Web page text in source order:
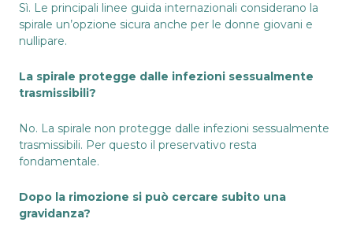
Sì. Le principali linee guida internazionali considerano la
spirale un’opzione sicura anche per le donne giovani e
nullipare.
La spirale protegge dalle infezioni sessualmente
trasmissibili?
No. La spirale non protegge dalle infezioni sessualmente
trasmissibili. Per questo il preservativo resta
fondamentale.
Dopo la rimozione si può cercare subito una
gravidanza?